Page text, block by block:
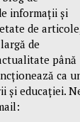
informații și
de
de
până
ca
și educației.